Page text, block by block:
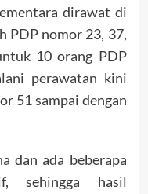
dirawat di
PDP nomor 23, 37,
10 orang PDP
perawatan kini
51 sampai dengan
dan ada beberapa
sehingga hasil